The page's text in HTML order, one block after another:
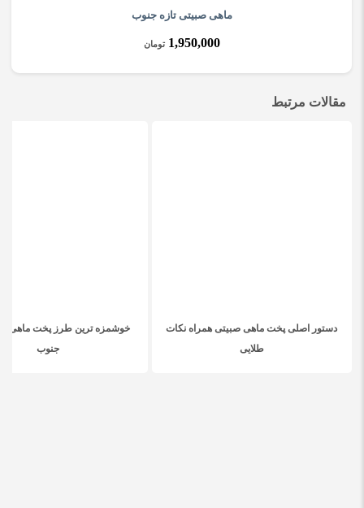
ماهی صبیتی تازه جنوب
1,950,000 تومان
مقالات مرتبط
دستور اصلی پخت ماهی صبیتی همراه نکات
طلایی
خوشمزه ترین طرز پخت ماهی
جنوب